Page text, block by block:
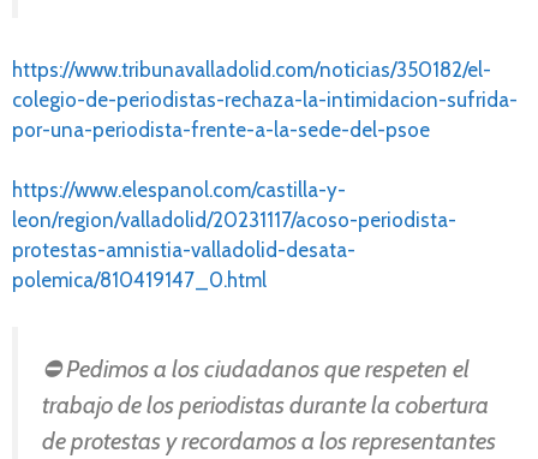
https://www.tribunavalladolid.com/noticias/350182/el-
colegio-de-periodistas-rechaza-la-intimidacion-sufrida-
por-una-periodista-frente-a-la-sede-del-psoe
https://www.elespanol.com/castilla-y-
leon/region/valladolid/20231117/acoso-periodista-
protestas-amnistia-valladolid-desata-
polemica/810419147_0.html
⛔️ Pedimos a los ciudadanos que respeten el
trabajo de los periodistas durante la cobertura
de protestas y recordamos a los representantes